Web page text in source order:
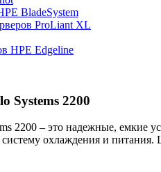
BladeSystem
ProLiant XL
HPE Edgeline
Systems 2200
2200 – это надежные, емкие
охлаждения и питания.